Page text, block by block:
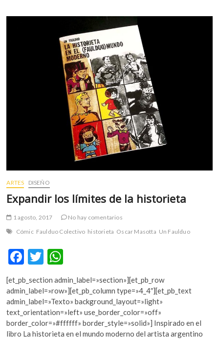
ARTES DISEÑO
Expandir los límites de la historieta
1 agosto, 2017
No hay comentarios
Cómic Faulduo Colectivo historieta Oscar Masotta Un Faulduo
F
e
b
o
o
T
w
itt
er
h
at
s
A
p
[et_pb_section admin_label=»section»][et_pb_row
admin_label=»row»][et_pb_column type=»4_4″][et_pb_text
admin_label=»Texto» background_layout=»light»
text_orientation=»left» use_border_color=»off»
border_color=»#ffffff» border_style=»solid»] Inspirado en el
libro La historieta en el mundo moderno del artista argentino